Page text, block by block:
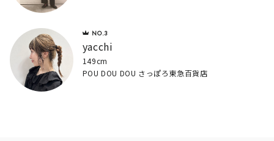
yacchi
149cm
POU DOU DOU さっぽろ東急百貨店